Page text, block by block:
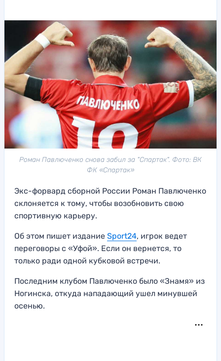
Роман Павлюченко снова забил за "Спартак". Фото: ВК
ФК «Спартак»
Экс-форвард сборной России Роман Павлюченко
склоняется к тому, чтобы возобновить свою
спортивную карьеру.
Об этом пишет издание Sport24, игрок ведет
переговоры с «Уфой». Если он вернется, то
только ради одной кубковой встречи.
Последним клубом Павлюченко было «Знамя» из
Ногинска, откуда нападающий ушел минувшей
осенью.